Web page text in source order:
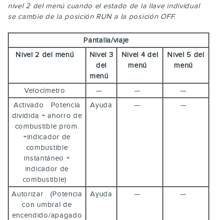
nivel 2 del menú cuando el estado de la llave individual
se cambie de la posición RUN a la posición OFF.
Pantalla/viaje
Nivel 2 del menú
Nivel 3
del
menú
Nivel 4 del
menú
Nivel 5 del
menú
Velocímetro — —
—
Activado Potencia
dividida + ahorro de
combustible prom.
+indicador de
combustible
instantáneo +
indicador de
combustible)
Ayuda — —
Autorizar (Potencia
con umbral de
encendido/apagado
Ayuda — —